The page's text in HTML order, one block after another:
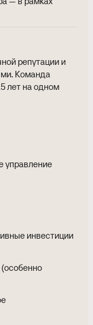
репутации и
Команда
лет на одном
управление
инвестиции